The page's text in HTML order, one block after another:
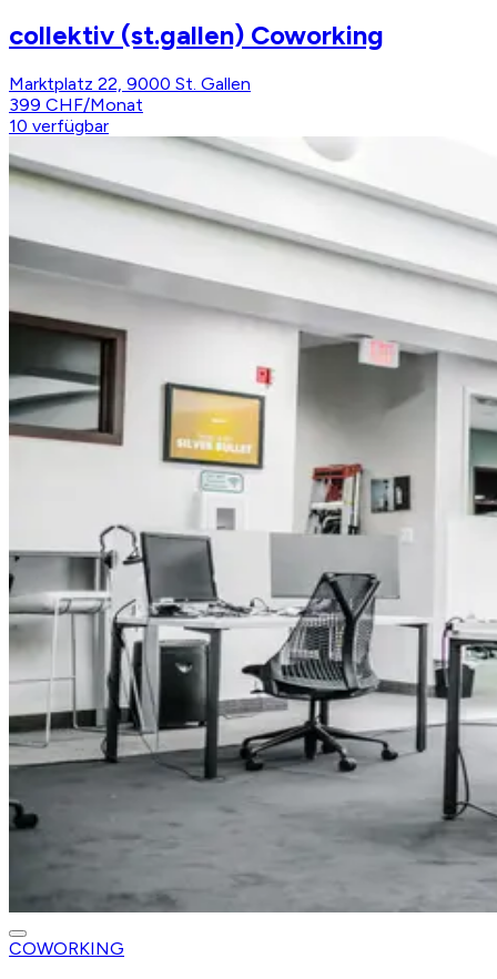
collektiv (st.gallen) Coworking
Marktplatz 22, 9000 St. Gallen
399 CHF/Monat
10 verfügbar
COWORKING